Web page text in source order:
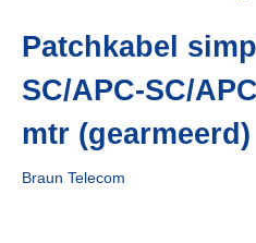
Patchkabel
SC/APC-SC/
mtr (gearmeerd)
Braun Telecom